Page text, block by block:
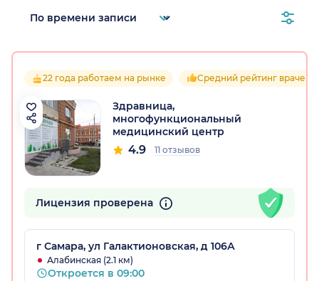
22 года работаем на рынке Средний рейтинг врачей
Здравница,
многофункциональный
медицинский центр
4.9 11 отзывов
Лицензия проверена
г Самара, ул Галактионовская, д 106А
Алабинская (2.1 км)
Откроется в 09:00